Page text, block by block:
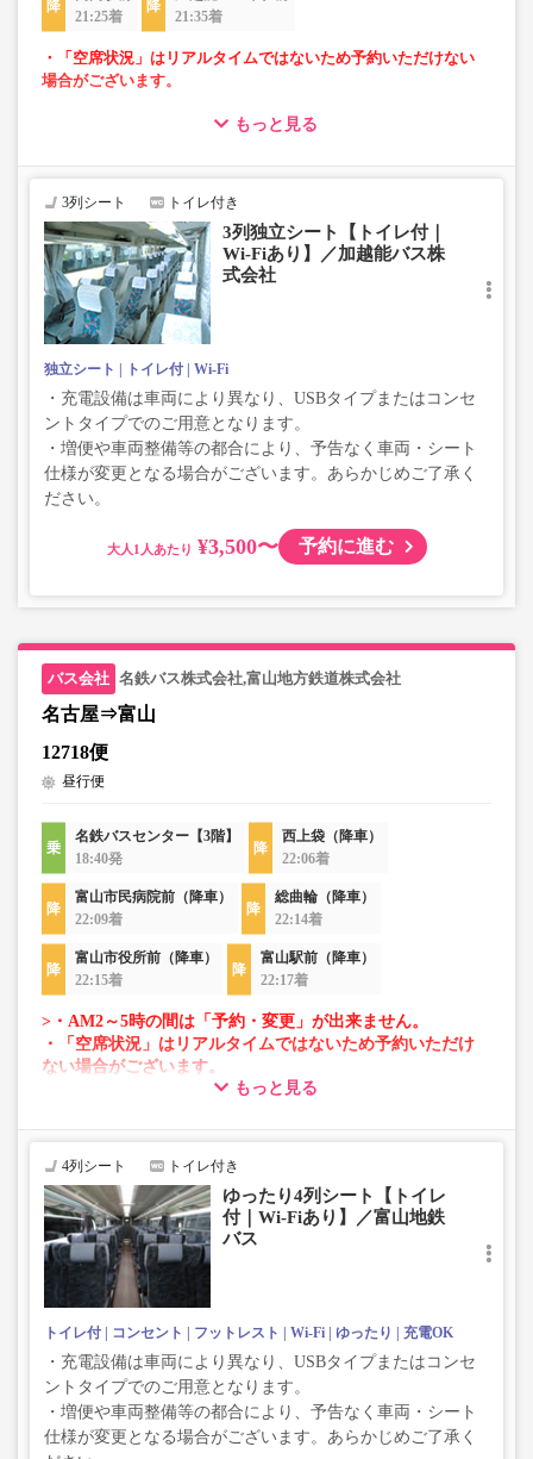
21:25着
21:35着
・「空席状況」はリアルタイムではないため予約いただけない
場合がございます。
・ゆったり過ごせる3列独立シート車両での運行
・移動時間を快適に過ごせるWi-Fi付
もっと見る
3列シート トイレ付き
3列独立シート【トイレ付｜
Wi-Fiあり】／加越能バス株
式会社
独立シート トイレ付 Wi-Fi
・充電設備は車両により異なり、USBタイプまたはコンセ
ントタイプでのご用意となります。
・増便や車両整備等の都合により、予告なく車両・シート
仕様が変更となる場合がございます。あらかじめご了承く
ださい。
大人 ¥3,500〜 予約に進む
名鉄バス株式会社,富山地方鉄道株式会社
名古屋⇒富山
12718便
昼行便
名鉄バスセンター【3階】
18:40発
西上袋（降車）
22:06着
富山市民病院前（降車）
22:09着
総曲輪（降車）
22:14着
富山市役所前（降車）
22:15着
富山駅前（降車）
22:17着
>・AM2～5時の間は「予約・変更」が出来ません。
・「空席状況」はリアルタイムではないため予約いただけ
ない場合がございます。
・車両は予告なく変更となる場合がございます。これに伴
で、あらかじめご了承ください。
もっと見る
4列シート トイレ付き
ゆったり4列シート【トイレ
付｜Wi-Fiあり】／富山地鉄
バス
トイレ付 コンセント フットレスト Wi-Fi ゆったり 充電OK
・充電設備は車両により異なり、USBタイプまたはコンセ
ントタイプでのご用意となります。
・増便や車両整備等の都合により、予告なく車両・シート
仕様が変更となる場合がございます。あらかじめご了承く